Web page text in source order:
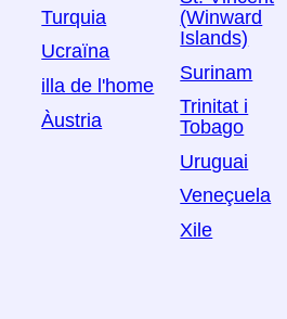
Turquia
Ucraïna
illa de l'home
Àustria
(Winward
Islands)
Surinam
Trinitat i
Tobago
Uruguai
Veneçuela
Xile